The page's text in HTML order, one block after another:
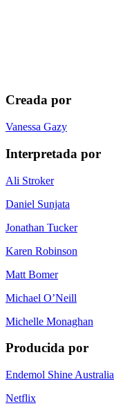
Creada por
Vanessa Gazy
Interpretada por
Ali Stroker
Daniel Sunjata
Jonathan Tucker
Karen Robinson
Matt Bomer
Michael O’Neill
Michelle Monaghan
Producida por
Endemol Shine Australia
Netflix